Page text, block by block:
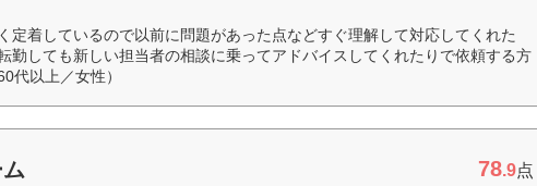
定着しているので以前に問題があった点などすぐ理解して対応してくれた
勤しても新しい担当者の相談に乗ってアドバイスしてくれたりで依頼する方
代以上／女性）
78.9点